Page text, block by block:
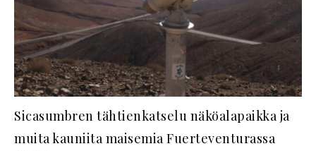
Sicasumbren tähtienkatselu näköalapaikka ja
muita kauniita maisemia Fuerteventurassa